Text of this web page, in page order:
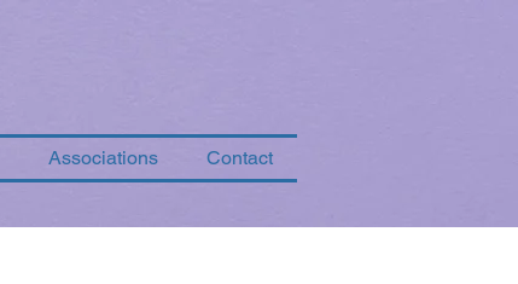
Associations Contact